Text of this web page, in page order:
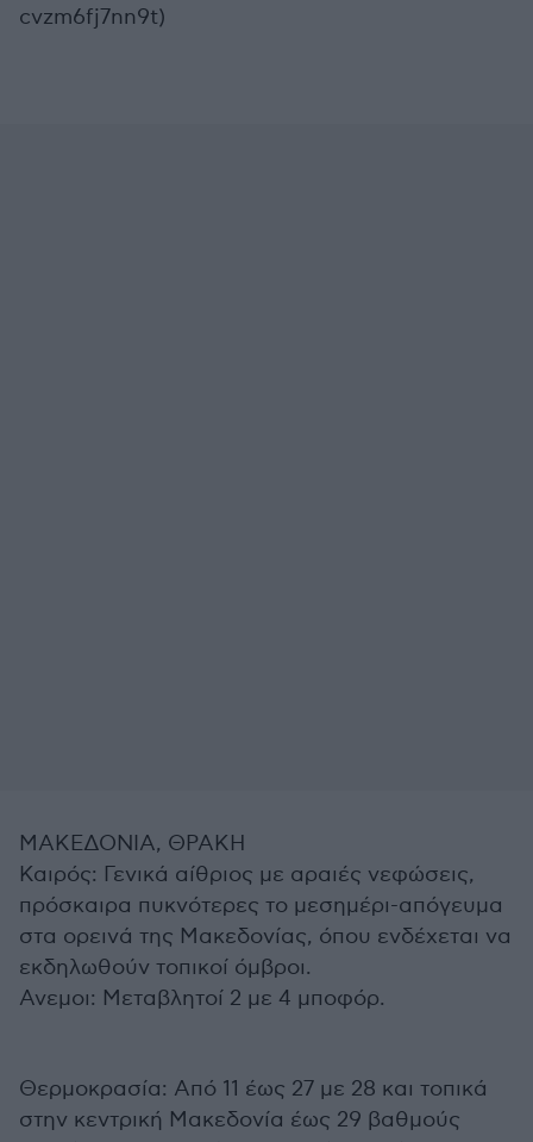
cvzm6fj7nn9t)
ΜΑΚΕΔΟΝΙΑ, ΘΡΑΚΗ
Καιρός: Γενικά αίθριος με αραιές νεφώσεις,
πρόσκαιρα πυκνότερες το μεσημέρι-απόγευμα
στα ορεινά της Μακεδονίας, όπου ενδέχεται να
εκδηλωθούν τοπικοί όμβροι.
Ανεμοι: Μεταβλητοί 2 με 4 μποφόρ.
Θερμοκρασία: Από 11 έως 27 με 28 και τοπικά
στην κεντρική Μακεδονία έως 29 βαθμούς